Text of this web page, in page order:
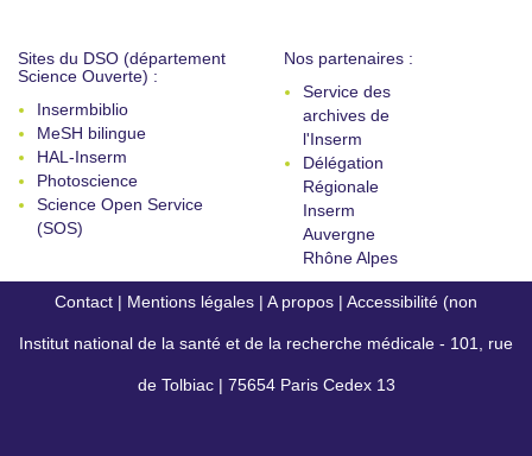
Sites du DSO (département
Science Ouverte) :
Insermbiblio
MeSH bilingue
HAL-Inserm
Photoscience
Science Open Service
(SOS)
Nos partenaires :
Service des
archives de
l'Inserm
Délégation
Régionale
Inserm
Auvergne
Rhône Alpes
Contact | Mentions légales | A propos | Accessibilité (non
conforme)
Institut national de la santé et de la recherche médicale - 101, rue
de Tolbiac | 75654 Paris Cedex 13